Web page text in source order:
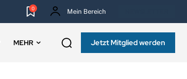
0 Mein Bereich
MEHR Jetzt Mitglied werden